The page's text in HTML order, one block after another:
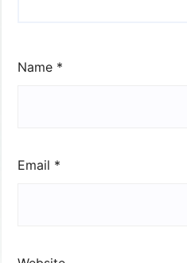
Name *
Email *